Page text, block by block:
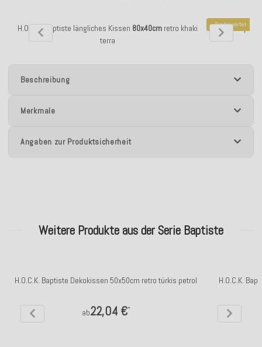
H.O.C.K. Baptiste längliches Kissen 80x40cmretro khaki
terra
Top bewertet
H.O.C.K.
Beschreibung
Merkmale
Angaben zur Produktsicherheit
Weitere Produkte aus der Serie Baptiste
H.O.C.K. Baptiste Dekokissen 50x50cm retro türkis petrol
ab22,04 €*
H.O.C.K.